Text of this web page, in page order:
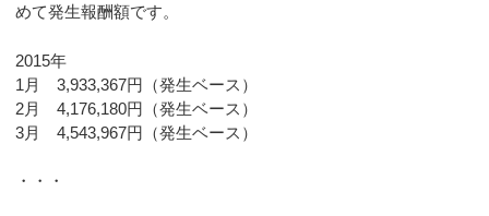
めて発生報酬額です。
2015年
1月 3,933,367円（発生ベース）
2月 4,176,180円（発生ベース）
3月 4,543,967円（発生ベース）
・・・